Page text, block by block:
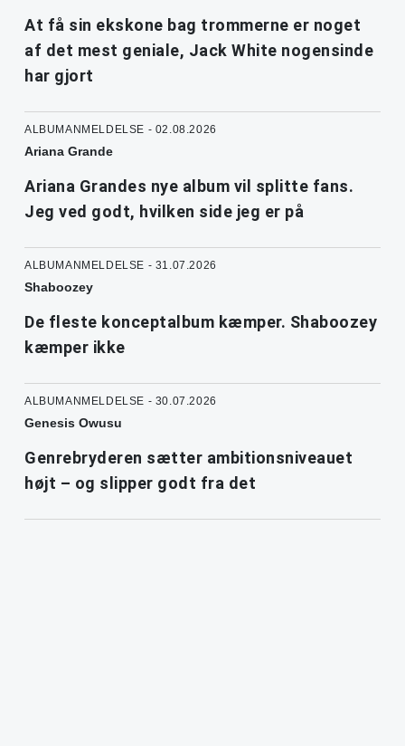
At få sin ekskone bag trommerne er noget
af det mest geniale, Jack White nogensinde
har gjort
ALBUMANMELDELSE - 02.08.2026
Ariana Grande
Ariana Grandes nye album vil splitte fans.
Jeg ved godt, hvilken side jeg er på
ALBUMANMELDELSE - 31.07.2026
Shaboozey
De fleste konceptalbum kæmper. Shaboozey
kæmper ikke
ALBUMANMELDELSE - 30.07.2026
Genesis Owusu
Genrebryderen sætter ambitionsniveauet
højt – og slipper godt fra det